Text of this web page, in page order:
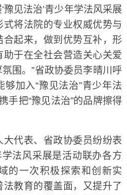
豫见法治’青少年学法风采展
将法院的专业权威优势与
起来，做到优势互补，形
于在全社会营造关心关爱
围。”省政协委员李晴川呼
加入“豫见法治”青少年法
手把“豫见法治”的品牌擦得
代表、省政协委员纷纷表
学法风采展是活动联办各方
的一次积极探索和创新实
教育的覆盖面，又提升了